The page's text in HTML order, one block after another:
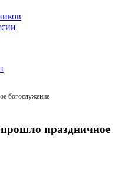
богослужение
праздничное